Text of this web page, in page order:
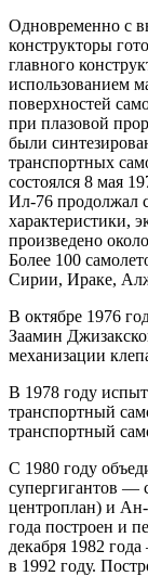
Одновременно с
конструкторы
главного
использованием
поверхностей
при плазовой
были
транспортных
состоялся 8 мая
Ил-76 продолжал
характеристики,
произведено
Более 100
Сирии, Ираке,
В октябре 1976
Заамин
механизации
В 1978 году
транспортный
транспортный
С 1980 году
супергигантов —
центроплан) и
года построен и
декабря 1982
в 1992 году.